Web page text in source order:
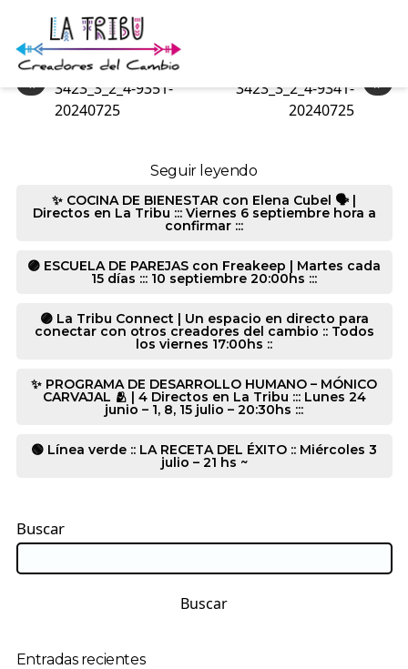
3426_3_2_0-9351-20240725
«
3423_3_2_4-9351-
20240725
»
3423_3_2_4-9341-
20240725
Seguir leyendo
✨ COCINA DE BIENESTAR con Elena Cubel 🗣️ |
Directos en La Tribu ::: Viernes 6 septiembre hora a
confirmar :::
🟣 ESCUELA DE PAREJAS con Freakeep | Martes cada
15 días ::: 10 septiembre 20:00hs :::
🟣 La Tribu Connect | Un espacio en directo para
conectar con otros creadores del cambio :: Todos
los viernes 17:00hs ::
✨ PROGRAMA DE DESARROLLO HUMANO – MÓNICO
CARVAJAL 🫂 | 4 Directos en La Tribu ::: Lunes 24
junio – 1, 8, 15 julio – 20:30hs :::
🟢 Línea verde :: LA RECETA DEL ÉXITO :: Miércoles 3
julio – 21 hs ~
Buscar
Buscar
Entradas recientes